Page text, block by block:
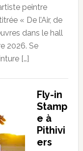
peintre
« De l’Air, de
dans le hall
2026. Se
[…]
Fly-in
Stamp
e à
Pithivi
ers